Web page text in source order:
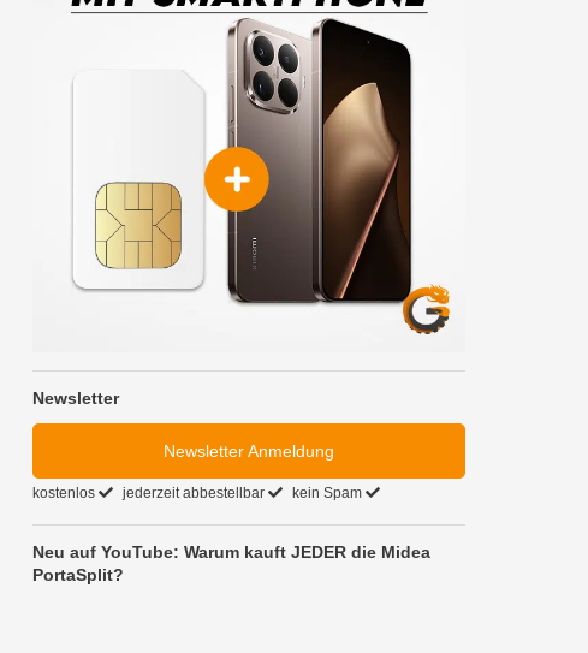
Newsletter
Newsletter Anmeldung
kostenlos jederzeit abbestellbar kein Spam
Neu auf YouTube: Warum kauft JEDER die Midea
PortaSplit?